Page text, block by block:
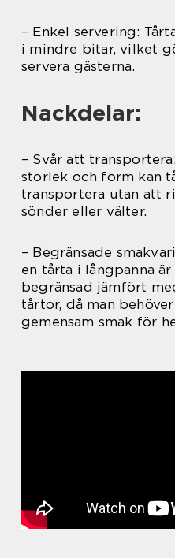
– Enkel servering:
i mindre bitar, vilket
servera gästerna.
Nackdelar:
– Svår att
storlek och form kan
transportera utan att
sönder eller välter.
– Begränsade
en tårta i långpanna
begränsad jämfört
tårtor, då man
gemensam smak för